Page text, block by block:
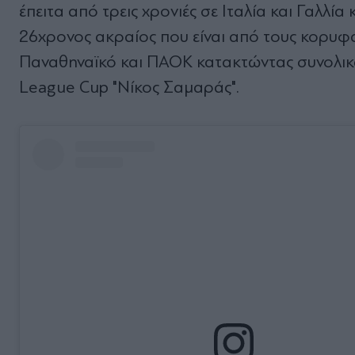
έπειτα από τρεις χρονιές σε Ιταλία και
26χρονος ακραίος που είναι από τους
Παναθηναϊκό και ΠΑΟΚ κατακτώντας
League Cup "Νίκος Σαμαράς".